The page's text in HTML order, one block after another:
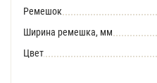
Ремешок
Ширина ремешка, мм
Цвет